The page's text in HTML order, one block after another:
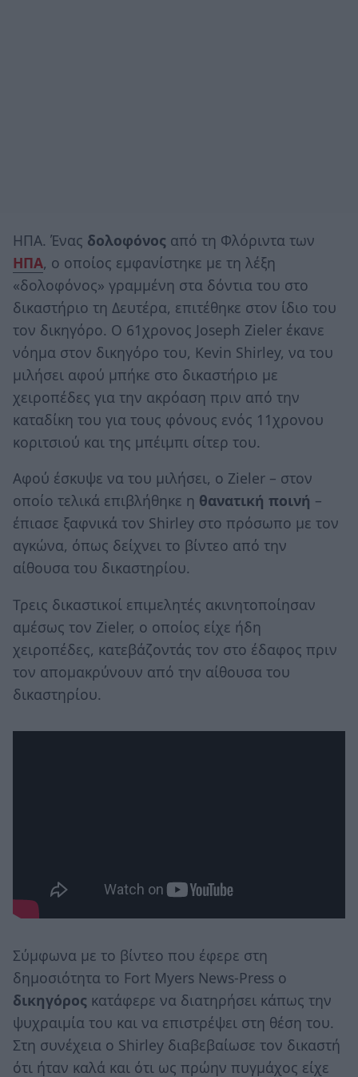
ΗΠΑ. Ένας δολοφόνος από τη Φλόριντα των
ΗΠΑ, ο οποίος εμφανίστηκε με τη λέξη
«δολοφόνος» γραμμένη στα δόντια του στο
δικαστήριο τη Δευτέρα, επιτέθηκε στον ίδιο του
τον δικηγόρο. Ο 61χρονος Joseph Zieler έκανε
νόημα στον δικηγόρο του, Kevin Shirley, να του
μιλήσει αφού μπήκε στο δικαστήριο με
χειροπέδες για την ακρόαση πριν από την
καταδίκη του για τους φόνους ενός 11χρονου
κοριτσιού και της μπέιμπι σίτερ του.
Αφού έσκυψε να του μιλήσει, ο Zieler – στον
οποίο τελικά επιβλήθηκε η θανατική ποινή –
έπιασε ξαφνικά τον Shirley στο πρόσωπο με τον
αγκώνα, όπως δείχνει το βίντεο από την
αίθουσα του δικαστηρίου.
Τρεις δικαστικοί επιμελητές ακινητοποίησαν
αμέσως τον Zieler, ο οποίος είχε ήδη
χειροπέδες, κατεβάζοντάς τον στο έδαφος πριν
τον απομακρύνουν από την αίθουσα του
δικαστηρίου.
Σύμφωνα με το βίντεο που έφερε στη
δημοσιότητα το Fort Myers News-Press ο
δικηγόρος κατάφερε να διατηρήσει κάπως την
ψυχραιμία του και να επιστρέψει στη θέση του.
Στη συνέχεια ο Shirley διαβεβαίωσε τον δικαστή
ότι ήταν καλά και ότι ως πρώην πυγμάχος είχε